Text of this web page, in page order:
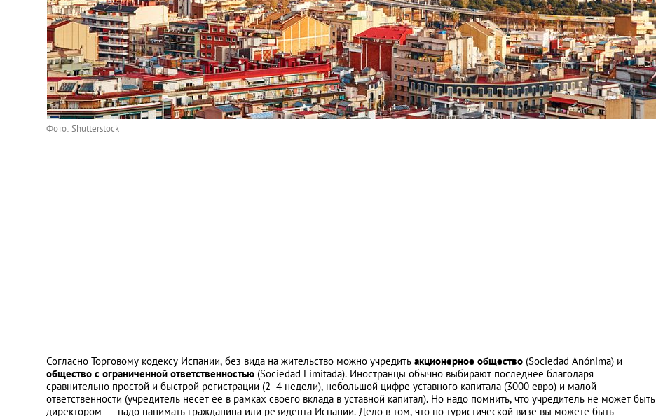
Фото: Shutterstock
Согласно Торговому кодексу Испании, без вида на жительство можно учредить акционерное общество (Sociedad Anónima) и
общество с ограниченной ответственностью (Sociedad Limitada). Иностранцы обычно выбирают последнее благодаря
сравнительно простой и быстрой регистрации (2–4 недели), небольшой цифре уставного капитала (3000 евро) и малой
ответственности (учредитель несет ее в рамках своего вклада в уставной капитал). Но надо помнить, что учредитель не может быть
директором — надо нанимать гражданина или резидента Испании. Дело в том, что по туристической визе вы можете быть